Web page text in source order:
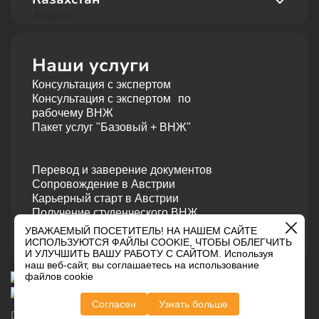
+43 681 10116726
620014 Екатеринбург, Российская Федерация
Телефон
+7 727 310 14 79
Наши услуги
Консультация с экспертом
Консультация с экспертом по
рабочему ВНЖ
Пакет услуг "Базовый + ВНЖ"
Перевод и заверение документов
Сопровождение в Австрии
Карьерный старт в Австрии
Получение студенческого ВНЖ
Политика конфиденциальностиПравовая информация
УВАЖАЕМЫЙ ПОСЕТИТЕЛЬ! НА НАШЕМ САЙТЕ
ИСПОЛЬЗУЮТСЯ ФАЙЛЫ COOKIE, ЧТОБЫ ОБЛЕГЧИТЬ
И УЛУЧШИТЬ ВАШУ РАБОТУ С САЙТОМ. Используя
наш веб-сайт, вы соглашаетесь на использование
файлов cookie
Согласен Узнать больше